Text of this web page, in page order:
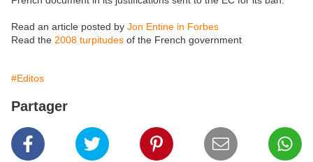
Read an article posted by Jon Entine in Forbes
Read the 2008 turpitudes of the French government
#Editos
Partager